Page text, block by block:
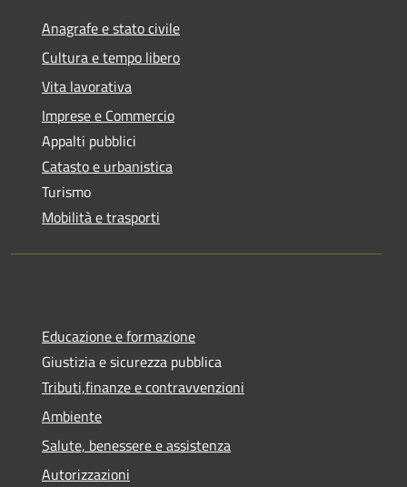
Anagrafe e stato civile
Cultura e tempo libero
Vita lavorativa
Imprese e Commercio
Appalti pubblici
Catasto e urbanistica
Turismo
Mobilità e trasporti
Educazione e formazione
Giustizia e sicurezza pubblica
Tributi,finanze e contravvenzioni
Ambiente
Salute, benessere e assistenza
Autorizzazioni